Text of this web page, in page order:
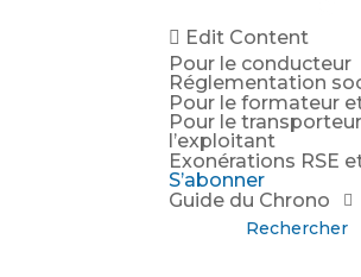
Edit Content
Pour le conducteur
Réglementation
Pour le formateur
Pour le
l’exploitant
Exonérations RSE
S’abonner
Guide du Chrono
Rechercher